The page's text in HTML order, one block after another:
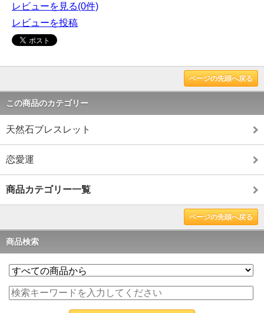
レビューを見る(0件)
レビューを投稿
ページの先頭へ戻る
この商品のカテゴリー
天然石ブレスレット
恋愛運
商品カテゴリー一覧
ページの先頭へ戻る
商品検索